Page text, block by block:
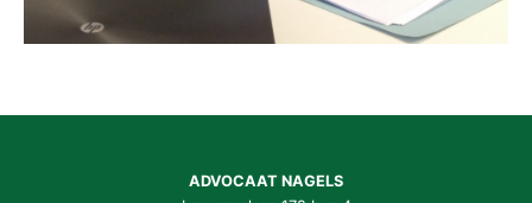
ADVOCAAT NAGELS